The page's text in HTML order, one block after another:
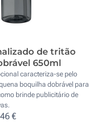
de tritão
650ml
caracteriza-se pelo
boquilha dobrável para
brinde publicitário de
€